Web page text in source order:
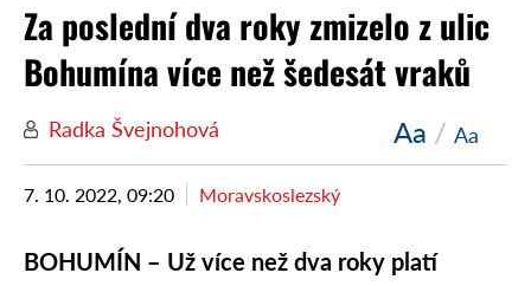
Za poslední dva roky zmizelo z ulic
Bohumína více než šedesát vraků
Radka Švejnohová Aa / Aa
7. 10. 2022, 09:20 Moravskoslezský
BOHUMÍN – Už více než dva roky platí